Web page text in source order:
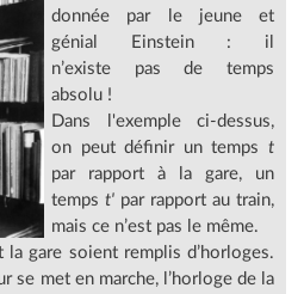
donnée par le jeune et
génial Einstein : il
n’existe pas de temps
absolu !
Dans l'exemple ci-dessus,
on peut définir un temps t
par rapport à la gare, un
temps t' par rapport au train,
mais ce n’est pas le même.
gare soient remplis d’horloges.
se met en marche, l’horloge de la